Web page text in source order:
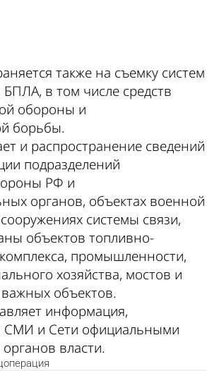
также на съемку систем
в том числе средств
обороны и
борьбы.
и распространение сведений
подразделений
РФ и
органов, объектах военной
системы связи,
объектов топливно-
промышленности,
хозяйства, мостов и
объектов.
информация,
СМИ и Сети официальными
власти.